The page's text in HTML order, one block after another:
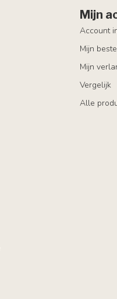
Mijn
Account
Mijn
Mijn
Vergelijk
Alle